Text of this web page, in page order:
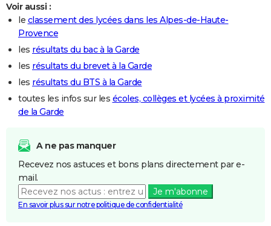
Voir aussi :
le classement des lycées dans les Alpes-de-Haute-
Provence
les résultats du bac à la Garde
les résultats du brevet à la Garde
les résultats du BTS à la Garde
toutes les infos sur les écoles, collèges et lycées à proximité
de la Garde
A ne pas manquer
Recevez nos astuces et bons plans directement par e-
mail.
Je m'abonne
En savoir plus sur notre politique de confidentialité